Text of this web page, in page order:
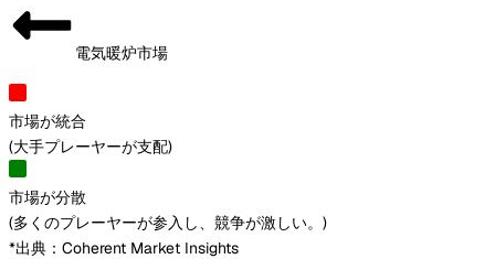
電気暖炉市場
市場が統合
(大手プレーヤーが支配)
市場が分散
(多くのプレーヤーが参入し、競争が激しい。 )
*出典：Coherent Market Insights